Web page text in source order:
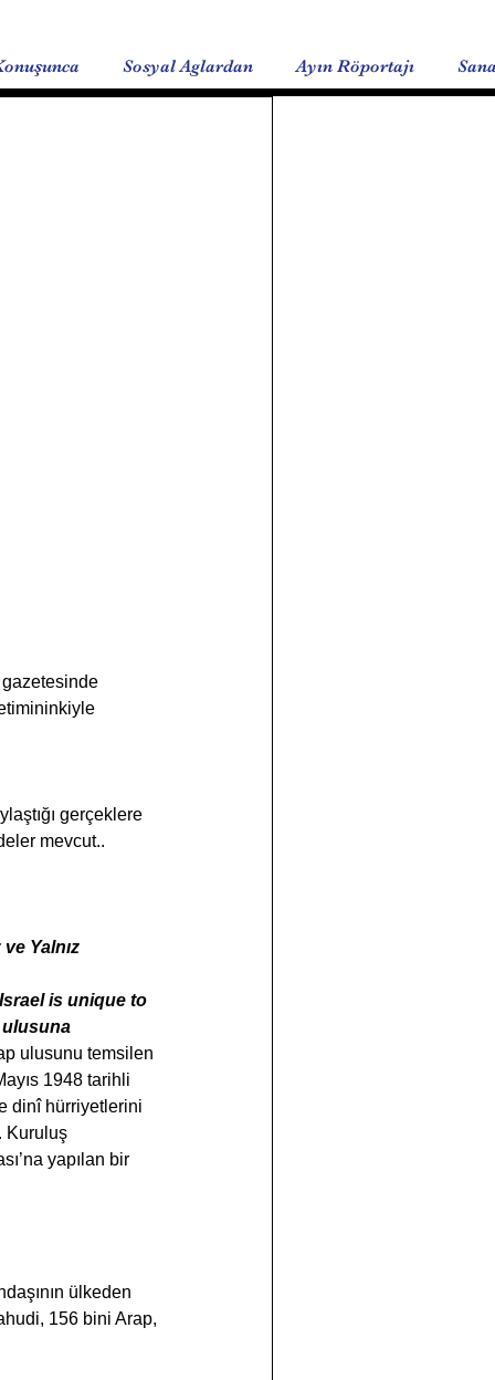
Sosyal Aglardan Ayın Röportajı
gazetesinde
gerçeklere
mevcut..
ve Yalnız
is unique to
ulusuna
ulusunu temsilen
1948 tarihli
dinî hürriyetlerini
Kuruluş
yapılan bir
ülkeden
156 bini Arap,